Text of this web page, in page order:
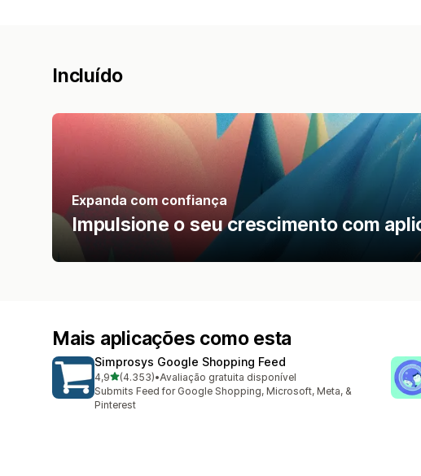
Incluído
Expanda com confiança
Impulsione o seu crescimento com
Mais aplicações como esta
Simprosys Google Shopping Feed
4,9de 5 estrelas
(4.353)
4353 total de avaliações
•Avaliação gratuita disponível
Submits Feed for Google Shopping, Microsoft, Meta, &
Pinterest